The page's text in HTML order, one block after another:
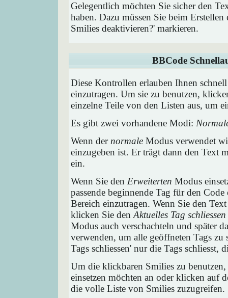
Gelegentlich möchten Sie sicher den
haben. Dazu müssen Sie beim
Smilies deaktivieren?' markieren.
BBCode
Diese Kontrollen erlauben Ihnen
einzutragen. Um sie zu benutzen,
einzelne Teile von den Listen aus, um
Es gibt zwei vorhandene Modi:
Wenn der normale Modus verwendet
einzugeben ist. Er trägt dann den Text
ein.
Wenn Sie den Erweiterten Modus
passende beginnende Tag für den
Bereich einzutragen. Wenn Sie den
klicken Sie den Aktuelles Tag schliessen
Modus auch verschachteln und später
verwenden, um alle geöffneten Tags
Tags schliessen' nur die Tags
Um die klickbaren Smilies zu
einsetzen möchten an oder klicken auf
die volle Liste von Smilies zuzugreifen.